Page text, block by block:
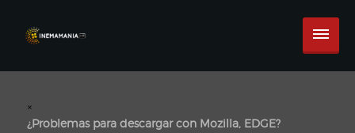
×
¿Problemas para descargar con Mozilla, EDGE?